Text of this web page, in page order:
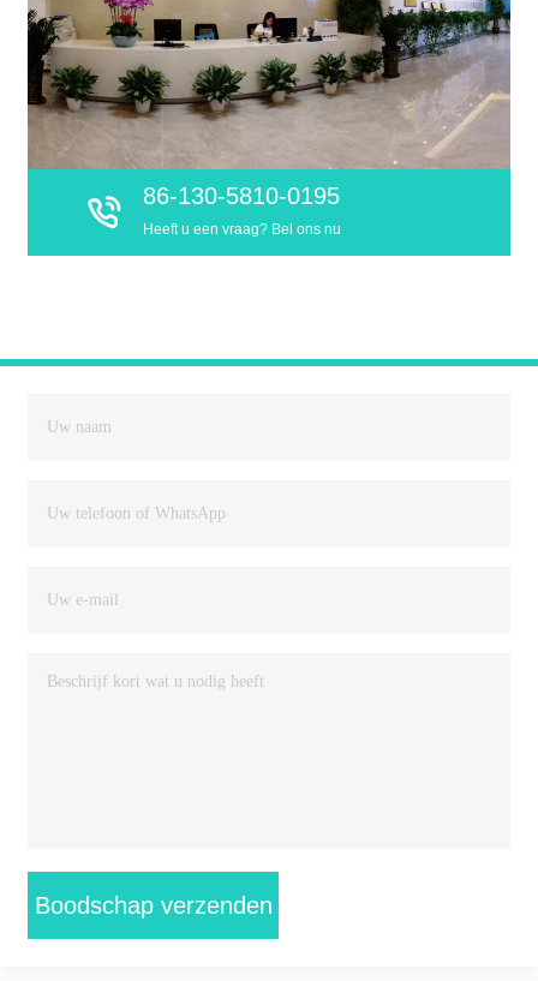
86-130-5810-0195
Heeft u een vraag? Bel ons nu
Boodschap verzenden